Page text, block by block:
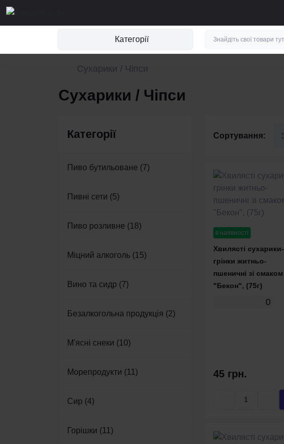
Категорії
Сухарики / Чіпси
Сухарики / Чіпси
Категорії
Пиво бутильоване (7)
Пивні сети (5)
Пиво розливне (18)
Міцний алкоголь (15)
Вино та сидр (7)
Безалкогольна продукція (2)
М'ясні снеки (10)
Морепродукти (11)
Сир (4)
Горішки (11)
Сортування:
в наявності
Хвилясті сухарики-
грінки житньо-
пшеничні зі смаком
"Бекон", (75г)
0
45 грн.